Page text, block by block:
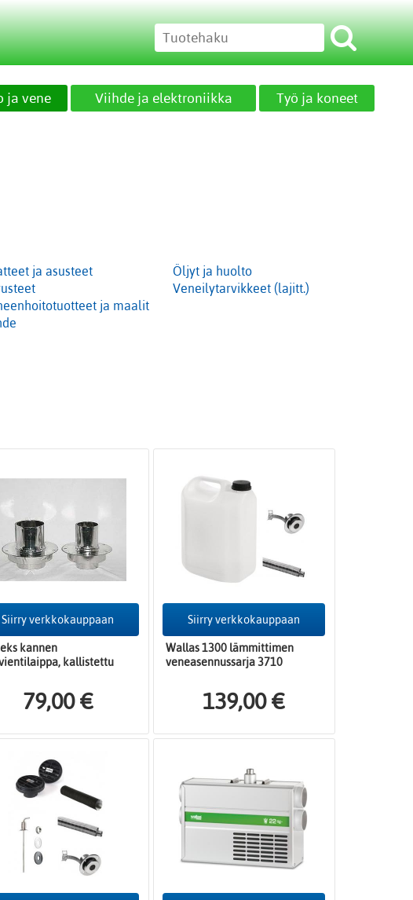
ja vene Viihde ja elektroniikka Työ ja koneet
ja asusteet
ja maalit
Öljyt ja huolto
Veneilytarvikkeet (lajitt.)
Siirry verkkokauppaan
kannen
kallistettu
79,00 €
Siirry verkkokauppaan
Wallas 1300 lämmittimen
veneasennussarja 3710
139,00 €